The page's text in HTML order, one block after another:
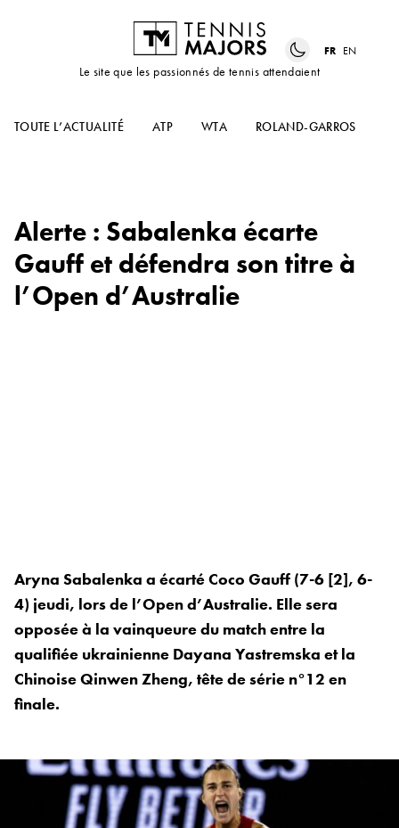
Le site que les passionnés de tennis attendaient
FR EN
TOUTE L’ACTUALITÉ ATP WTA ROLAND-GARROS
Alerte : Sabalenka écarte
Gauff et défendra son titre à
l’Open d’Australie
Aryna Sabalenka a écarté Coco Gauff (7-6 [2], 6-
4) jeudi, lors de l’Open d’Australie. Elle sera
opposée à la vainqueure du match entre la
qualifiée ukrainienne Dayana Yastremska et la
Chinoise Qinwen Zheng, tête de série n°12 en
finale.